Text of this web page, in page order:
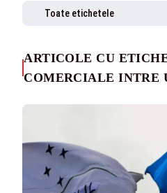
Toate etichetele
ARTICOLE CU
COMERCIALE INTRE